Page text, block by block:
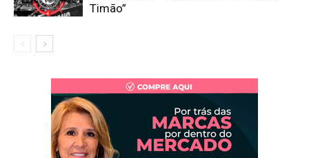
Timão”